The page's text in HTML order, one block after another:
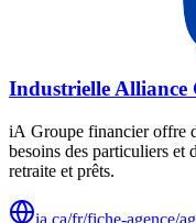
Industrielle Alliance
iA Groupe financier offre
besoins des particuliers et
retraite et prêts.
ia.ca/fr/fiche-agence/